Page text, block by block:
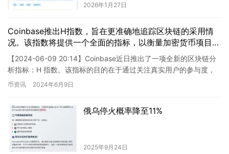
2026年1月27日
Coinbase推出H指数，旨在更准确地追踪区块链的采用情
况。该指数将提供一个全面的指标，以衡量加密货币项目的
健康程度和发展进度。通过使用H指数，Coinbase希望为
投资者和行业观察者提供一个更全面、客观的参考，以便他
们更好地了解不同项目的采用情况。这将有助于促进行业的
透明度和可持续发展，同时为投资者提供更合理的决策依
币交易所和创新者的角色，致力于推动整个行业的发展。
【2024-06-09 20:14】Coinbase近日推出了一项全新的区块链分
析指标：H 指数。该指标的目的在于通过关注真实用户的参与度，
提供更准确的区块链网络健康状况衡量标准。…
币资讯 2024年6月9日
俄乌停火概率降至11%
2025年9月24日